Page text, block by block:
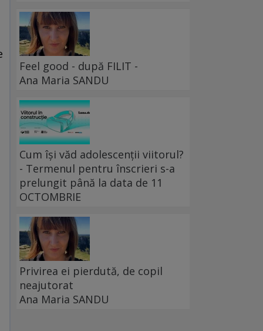
Feel good - după FILIT -
Ana Maria SANDU
Cum își văd adolescenții viitorul?
- Termenul pentru înscrieri s-a
prelungit până la data de 11
OCTOMBRIE
Privirea ei pierdută, de copil
neajutorat
Ana Maria SANDU